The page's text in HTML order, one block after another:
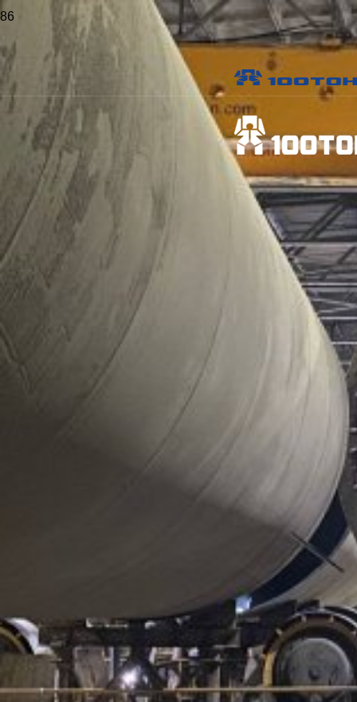
Проекты
Установка прессового оборудования в
Московской области
Установка прессового
оборудования в
Московской области
Объект:
Производство магнитопроводов
Местоположение:
Опубликовано:
Перемещение
«100 ТОНН» выполнила проект на производстве
магнитопроводов для силового электрооборудования.